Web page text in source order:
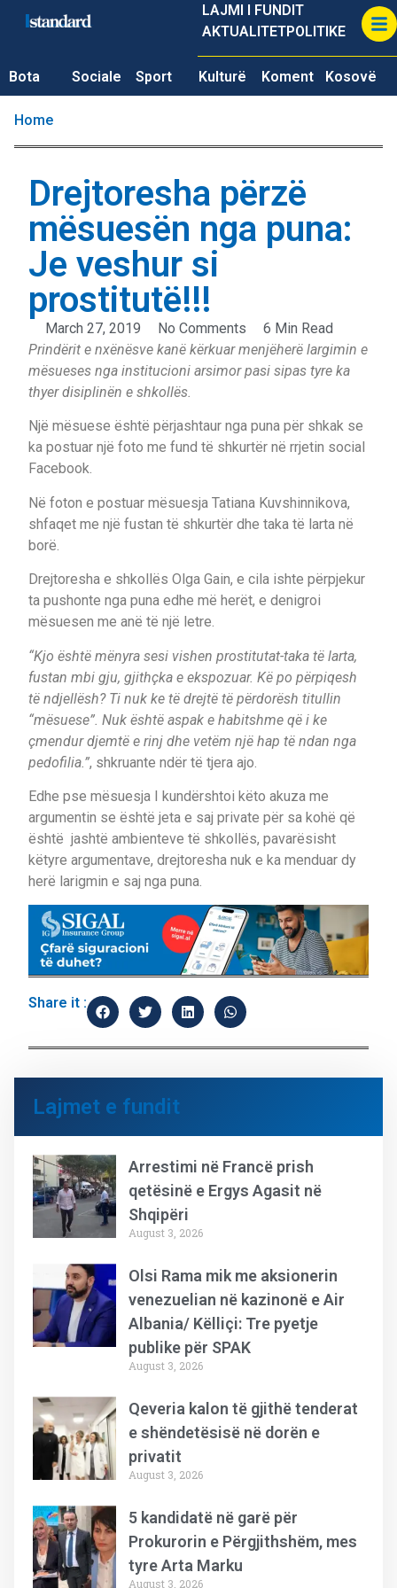
LAJMI I FUNDIT
AKTUALITETPOLITIKE
Bota Sociale Sport Kulturë Koment Kosovë
Home
Drejtoresha përzë
mësuesën nga puna:
Je veshur si
prostitutë!!!
March 27, 2019 No Comments
6 Min Read
Prindërit e nxënësve kanë kërkuar menjëherë largimin e
mësueses nga institucioni arsimor pasi sipas tyre ka
thyer disiplinën e shkollës.
Një mësuese është përjashtaur nga puna për shkak se
ka postuar një foto me fund të shkurtër në rrjetin social
Facebook.
Në foton e postuar mësuesja Tatiana Kuvshinnikova,
shfaqet me një fustan të shkurtër dhe taka të larta në
borë.
Drejtoresha e shkollës Olga Gain, e cila ishte përpjekur
ta pushonte nga puna edhe më herët, e denigroi
mësuesen me anë të një letre.
“Kjo është mënyra sesi vishen prostitutat-taka të larta,
fustan mbi gju, gjithçka e ekspozuar. Kë po përpiqesh
të ndjellësh? Ti nuk ke të drejtë të përdorësh titullin
“mësuese”. Nuk është aspak e habitshme që i ke
çmendur djemtë e rinj dhe vetëm një hap të ndan nga
pedofilia.”, shkruante ndër të tjera ajo.
Edhe pse mësuesja I kundërshtoi këto akuza me
argumentin se është jeta e saj private për sa kohë që
është jashtë ambienteve të shkollës, pavarësisht
këtyre argumentave, drejtoresha nuk e ka menduar dy
herë larigmin e saj nga puna.
Share it :
Lajmet e fundit
Arrestimi në Francë prish
qetësinë e Ergys Agasit në
Shqipëri
August 3, 2026
Olsi Rama mik me aksionerin
venezuelian në kazinonë e Air
Albania/ Këlliçi: Tre pyetje
publike për SPAK
August 3, 2026
Qeveria kalon të gjithë tenderat
e shëndetësisë në dorën e
privatit
August 3, 2026
5 kandidatë në garë për
Prokurorin e Përgjithshëm, mes
tyre Arta Marku
August 3, 2026